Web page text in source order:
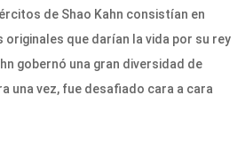
de Shao Kahn consistían en
que darían la vida por su rey
gobernó una gran diversidad de
una vez, fue desafiado cara a cara